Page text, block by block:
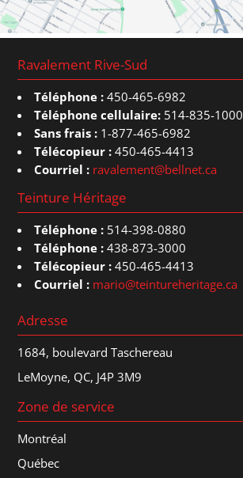
Ravalement Rive-Sud
Téléphone : 450-465-6982
Téléphone cellulaire: 514-835-1000
Sans frais : 1-877-465-6982
Télécopieur : 450-465-4413
Courriel : ravalement@bellnet.ca
Teinture Héritage
Téléphone : 514-398-0880
Téléphone : 438-873-3000
Télécopieur : 450-465-4413
Courriel : mario@teintureheritage.ca
Adresse
1684, boulevard Taschereau
LeMoyne, QC, J4P 3M9
Zone de service
Montréal
Québec